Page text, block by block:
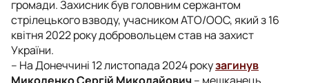
громади. Захисник був головним сержантом
стрілецького взводу, учасником АТО/ООС, який з 16
квітня 2022 року добровольцем став на захист
України.
– На Донеччині 12 листопада 2024 рокузагинув